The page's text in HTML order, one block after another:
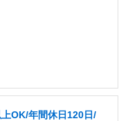
OK/年間休日120日/